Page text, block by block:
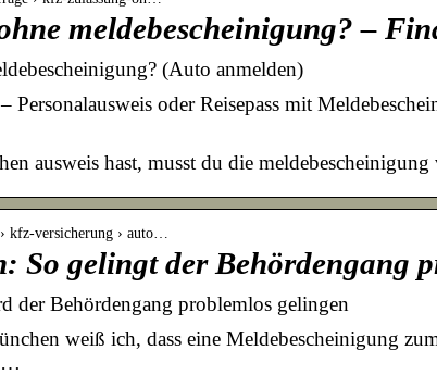
meldebescheinigung? –
(Auto anmelden)
Personalausweis oder Reisepass mit
ausweis hast, musst du die
kfz-versicherung › auto…
So gelingt der Behördengang
der Behördengang problemlos gelingen
weiß ich, dass eine Meldebescheinigung
…